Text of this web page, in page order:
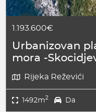
1.193.600€
Urbanizovan
mora -
Rijeka Reževići
1492m2 Da